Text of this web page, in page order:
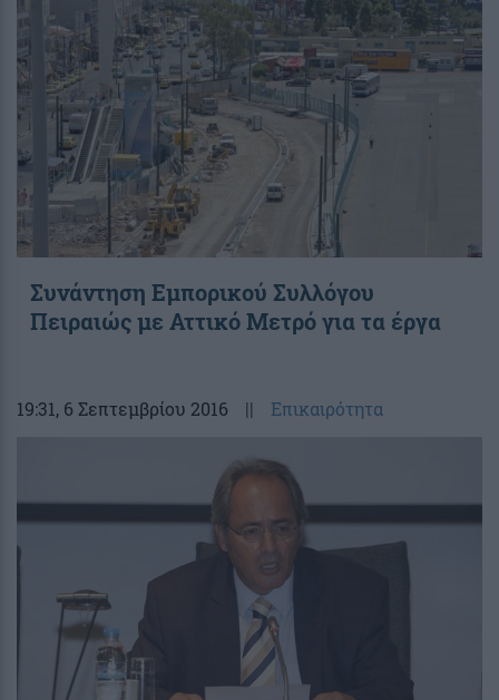
Συνάντηση Εμπορικού Συλλόγου
Πειραιώς με Αττικό Μετρό για τα έργα
19:31, 6 Σεπτεμβρίου 2016 || Επικαιρότητα